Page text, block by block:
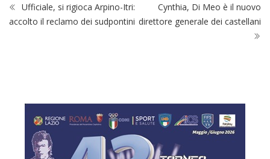
Ufficiale, si rigioca Arpino-Itri:
accolto il reclamo dei sudpontini
Cynthia, Di Meo è il nuovo
direttore generale dei castellani